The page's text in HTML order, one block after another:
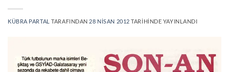
KÜBRA PARTAL TARAFINDAN 28 NISAN 2012 TARIHINDE YAYINLANDI